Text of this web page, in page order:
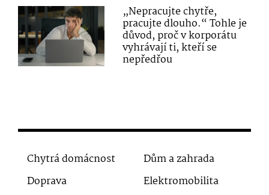
„Nepracujte chytře,
pracujte dlouho.“ Tohle je
důvod, proč v korporátu
vyhrávají ti, kteří se
nepředřou
Chytrá domácnost
Dům a zahrada
Doprava
Elektromobilita